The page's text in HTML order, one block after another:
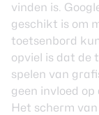
vinden is.
geschikt is om
toetsenbord
opviel is dat de
spelen van
geen invloed
Het scherm